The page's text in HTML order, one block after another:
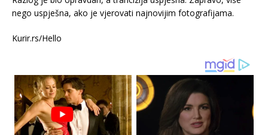
nego uspješna, ako je vjerovati najnovijim fotografijama.
Kurir.rs/Hello